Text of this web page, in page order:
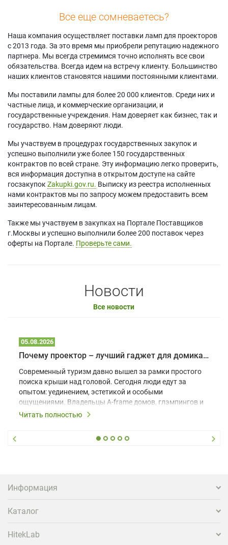
Все еще сомневаетесь?
Наша компания осуществляет поставки ламп для проекторов
с 2013 года. За это время мы приобрели репутацию надежного
партнера. Мы всегда стремимся точно исполнять все свои
обязательства. Всегда идем на встречу клиенту. Большинство
наших клиентов становятся нашими постоянными клиентами.
Мы поставили лампы для более 20 000 клиентов. Среди них и
частные лица, и коммерческие организации, и
государственные учреждения. Нам доверяет как бизнес, так и
государство. Нам доверяют люди.
Мы участвуем в процедурах государственных закупок и
успешно выполнили уже более 150 государственных
контрактов по всей стране. Эту информацию легко проверить,
вся информация доступна в открытом доступе на сайте
госзакупок Zakupki.gov.ru. Выписку из реестра исполненных
нами контрактов мы по запросу можем предоставить всем
заинтересованным лицам.
Также мы участвуем в закупках на Портале Поставщиков
г.Москвы и успешно выполнили более 200 поставок через
оферты на Портале. Проверьте сами.
Новости
Все новости
05.08.2026
Почему проектор – лучший гаджет для домика в глэмпинге
Современный туризм давно вышел за рамки простого
поиска крыши над головой. Сегодня люди едут за
опытом: уединением, эстетикой и особыми
ощущениями. Владельцы A-frame домов, глэмпингов и
шале понимают, что конкуренция растет, и
вернуться и поделиться впечатлениями в соцсетях,
проектора.
Читать полностью
Информация
Каталог
HitekLab